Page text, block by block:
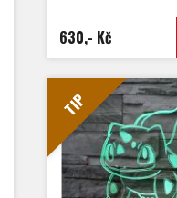
další
3: Automaticky režim
Stiskněte dotykové
4: S napájecím
připojit k domácí
USB počítače. Možnost
5: Úspora energie.
hodin, Životnost LED:
7: Tato lampa může být
dětském pokoji,
obchodě, kavárně,
dekorativní
630,- Kč
TIP